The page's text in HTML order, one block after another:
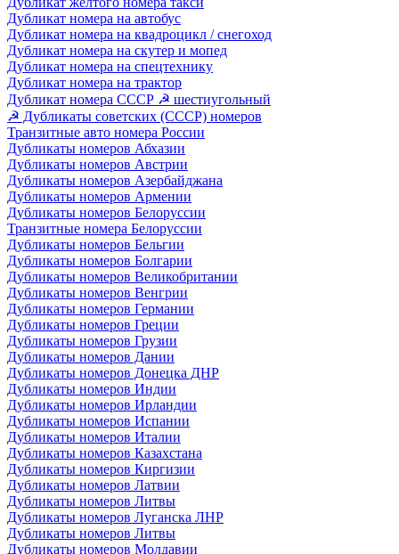
Дубликат номера на автобус
Дубликат номера на квадроцикл / снегоход
Дубликат номера на скутер и мопед
Дубликат номера на спецтехнику
Дубликат номера на трактор
Дубликат номера СССР ☭ шестиугольный
☭ Дубликаты советских (СССР) номеров
Транзитные авто номера России
Дубликаты номеров Абхазии
Дубликаты номеров Австрии
Дубликаты номеров Азербайджана
Дубликаты номеров Армении
Дубликаты номеров Белоруссии
Транзитные номера Белоруссии
Дубликаты номеров Бельгии
Дубликаты номеров Болгарии
Дубликаты номеров Великобритании
Дубликаты номеров Венгрии
Дубликаты номеров Германии
Дубликаты номеров Греции
Дубликаты номеров Грузии
Дубликаты номеров Дании
Дубликаты номеров Донецка ДНР
Дубликаты номеров Индии
Дубликаты номеров Ирландии
Дубликаты номеров Испании
Дубликаты номеров Италии
Дубликаты номеров Казахстана
Дубликаты номеров Киргизии
Дубликаты номеров Латвии
Дубликаты номеров Литвы
Дубликаты номеров Луганска ЛНР
Дубликаты номеров Литвы
Дубликаты номеров Молдавии